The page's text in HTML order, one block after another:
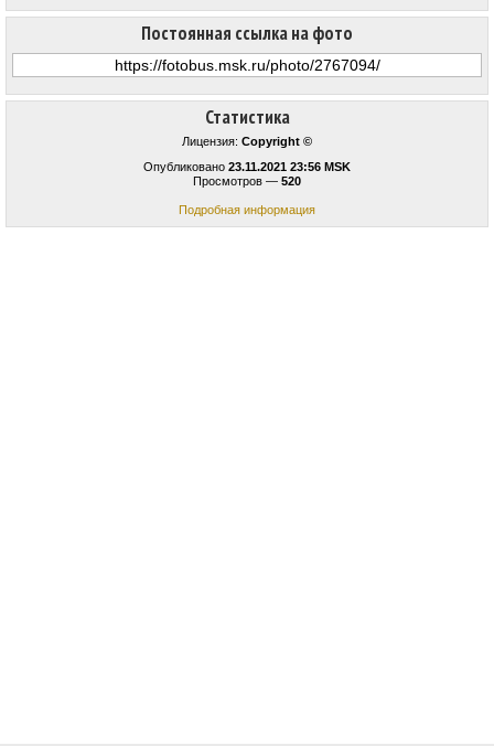
Статистика
Лицензия: Copyright ©
Опубликовано 23.11.2021 23:56 MSK
Просмотров — 520
Подробная информация
Постоянная ссылка на фото